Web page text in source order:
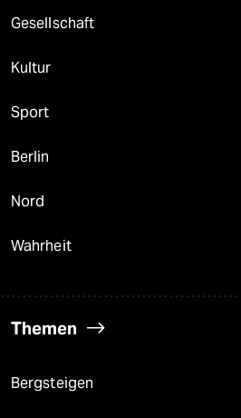
Gesellschaft
Kultur
Sport
Berlin
Nord
Wahrheit
Themen
Bergsteigen